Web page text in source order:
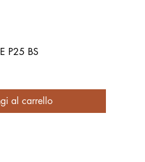
P25 BS
al carrello